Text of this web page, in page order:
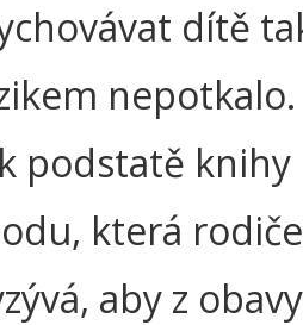
dítě
nepotkalo.
podstatě knihy
která
aby z